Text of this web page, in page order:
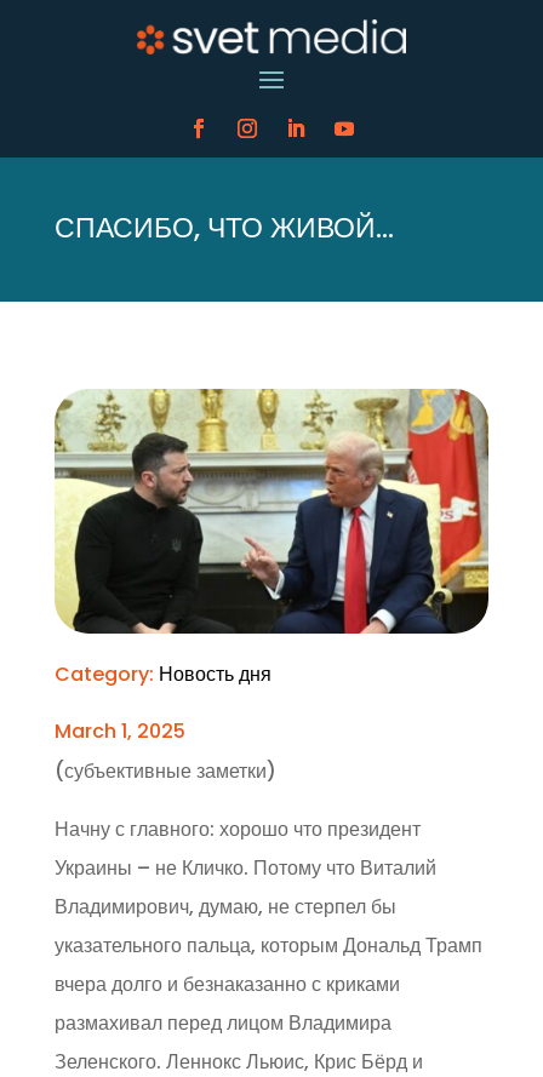
СПАСИБО, ЧТО ЖИВОЙ…
Category: Новость дня
March 1, 2025
(субъективные заметки)
Начну с главного: хорошо что президент
Украины – не Кличко. Потому что Виталий
Владимирович, думаю, не стерпел бы
указательного пальца, которым Дональд Трамп
вчера долго и безнаказанно с криками
размахивал перед лицом Владимира
Зеленского. Леннокс Льюис, Крис Бёрд и